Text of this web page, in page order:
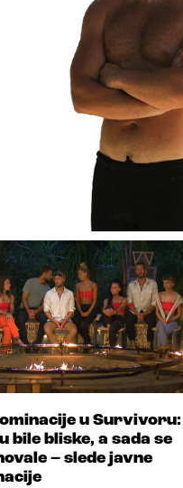
u Survivoru:
bile bliske, a sada se
– slede javne